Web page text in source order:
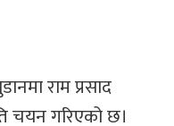
राम प्रसाद
चयन गरिएको छ।